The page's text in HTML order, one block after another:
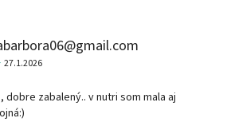
27.1.2026
zabalený.. v nutri som mala aj